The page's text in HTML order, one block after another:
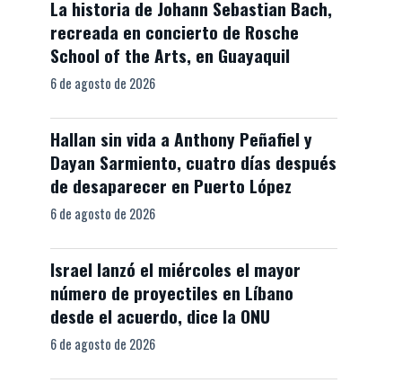
La historia de Johann Sebastian Bach,
recreada en concierto de Rosche
School of the Arts, en Guayaquil
6 de agosto de 2026
Hallan sin vida a Anthony Peñafiel y
Dayan Sarmiento, cuatro días después
de desaparecer en Puerto López
6 de agosto de 2026
Israel lanzó el miércoles el mayor
número de proyectiles en Líbano
desde el acuerdo, dice la ONU
6 de agosto de 2026